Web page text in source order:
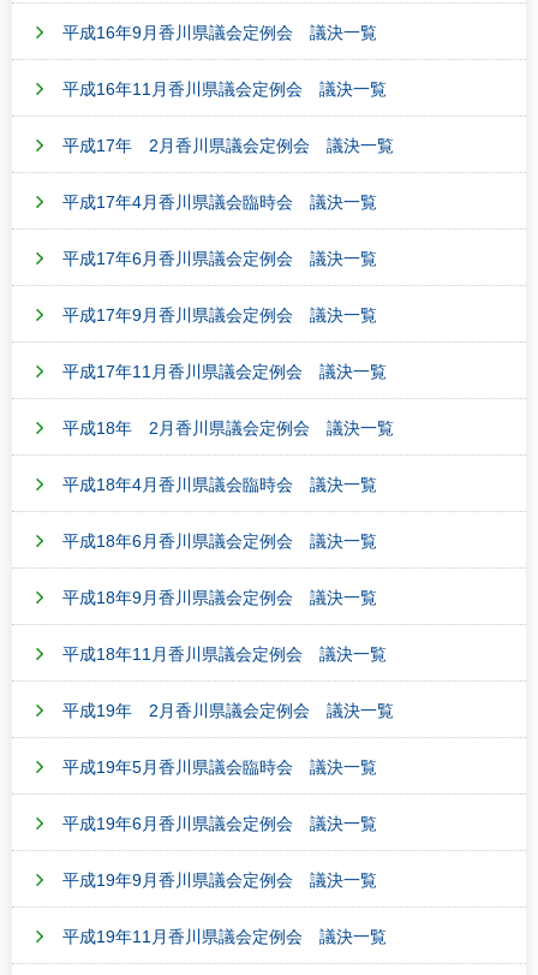
平成16年9月香川県議会定例会 議決一覧
平成16年11月香川県議会定例会 議決一覧
平成17年 2月香川県議会定例会 議決一覧
平成17年4月香川県議会臨時会 議決一覧
平成17年6月香川県議会定例会 議決一覧
平成17年9月香川県議会定例会 議決一覧
平成17年11月香川県議会定例会 議決一覧
平成18年 2月香川県議会定例会 議決一覧
平成18年4月香川県議会臨時会 議決一覧
平成18年6月香川県議会定例会 議決一覧
平成18年9月香川県議会定例会 議決一覧
平成18年11月香川県議会定例会 議決一覧
平成19年 2月香川県議会定例会 議決一覧
平成19年5月香川県議会臨時会 議決一覧
平成19年6月香川県議会定例会 議決一覧
平成19年9月香川県議会定例会 議決一覧
平成19年11月香川県議会定例会 議決一覧